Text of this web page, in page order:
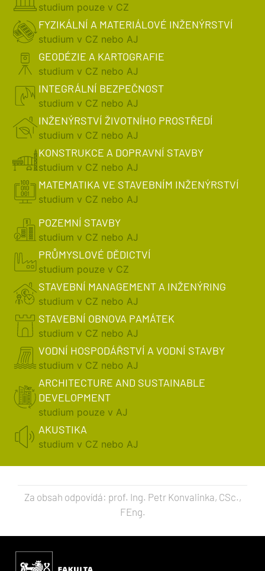
studium pouze v CZ
FYZIKÁLNÍ A MATERIÁLOVÉ INŽENÝRSTVÍ
studium v CZ nebo AJ
GEODÉZIE A KARTOGRAFIE
studium v CZ nebo AJ
INTEGRÁLNÍ BEZPEČNOST
studium v CZ nebo AJ
INŽENÝRSTVÍ ŽIVOTNÍHO PROSTŘEDÍ
studium v CZ nebo AJ
KONSTRUKCE A DOPRAVNÍ STAVBY
studium v CZ nebo AJ
MATEMATIKA VE STAVEBNÍM INŽENÝRSTVÍ
studium v CZ nebo AJ
POZEMNÍ STAVBY
studium v CZ nebo AJ
PRŮMYSLOVÉ DĚDICTVÍ
studium pouze v CZ
STAVEBNÍ MANAGEMENT A INŽENÝRING
studium v CZ nebo AJ
STAVEBNÍ OBNOVA PAMÁTEK
studium v CZ nebo AJ
VODNÍ HOSPODÁŘSTVÍ A VODNÍ STAVBY
studium v CZ nebo AJ
ARCHITECTURE AND SUSTAINABLE
DEVELOPMENT
studium pouze v AJ
AKUSTIKA
studium v CZ nebo AJ
Za obsah odpovídá: prof. Ing. Petr Konvalinka, CSc.,
FEng.